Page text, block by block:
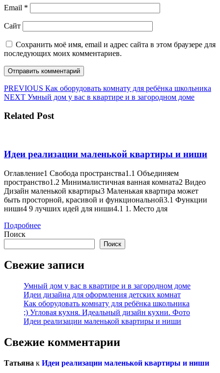
Email *
Сайт
Сохранить моё имя, email и адрес сайта в этом браузере для
последующих моих комментариев.
Навигация
по
записям
PREVIOUS Предыдущая
запись:
Как оборудовать комнату для ребёнка школьника
NEXT Следующая
Умный дом у вас в квартире и в загородном доме
Related Post
Идеи реализации маленькой квартиры и ниши
Оглавление1 Свобода пространства1.1 Объединяем
пространство1.2 Минималистичная ванная комната2 Видео
Дизайн маленькой квартиры3 Маленькая квартира может
быть просторной, красивой и функциональной3.1 Функции
ниши4 9 лучших идей для ниши4.1 1. Место для
ПодробнееПодробнее
Поиск
Поиск
Свежие записи
Умный дом у вас в квартире и в загородном доме
Идеи дизайна для оформления детских комнат
Как оборудовать комнату для ребёнка школьника
;) Угловая кухня. Идеальный дизайн кухни. Фото
Идеи реализации маленькой квартиры и ниши
Свежие комментарии
Татьяна к Идеи реализации маленькой квартиры и ниши